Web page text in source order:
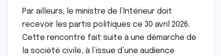
Par ailleurs, le ministre de l’Intérieur doit
recevoir les partis politiques ce 30 avril 2026.
Cette rencontre fait suite à une démarche de
la société civile, à l’issue d’une audience